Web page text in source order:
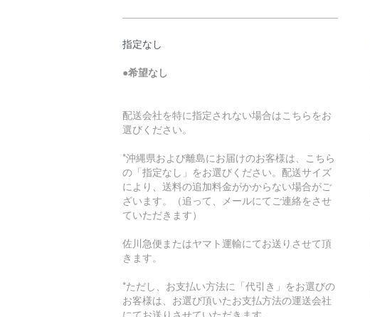
指定なし
●希望なし
配送会社を特に指定されない場合はこちらをお
選びください。
*沖縄県および離島にお届けのお客様は、こちら
の「指定なし」をお選びください。配送サイズ
により、送料の追加料金がかからない場合がご
ざいます。（追って、メールにてご連絡をさせ
ていただきます）
佐川急便またはヤマト運輸にてお送りさせて頂
きます。
*ただし、お支払い方法に「代引き」をお選びの
お客様は、お選び頂いたお支払方法の運送会社
にてお送りさせていただきます。